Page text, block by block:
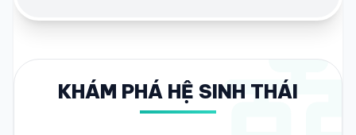
KHÁM PHÁ HỆ SINH THÁI